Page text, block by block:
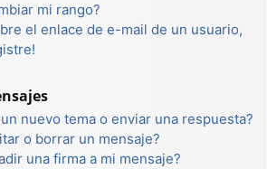
mi rango?
el enlace de e-mail de un usuario,
nuevo tema o enviar una respuesta?
o borrar un mensaje?
una firma a mi mensaje?